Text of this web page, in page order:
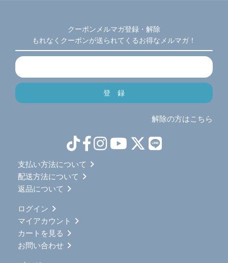
クーポンメルマガ登録・解除
もれなくクーポンが送られてくるお得なメルマガ！
解除の方はこちら
支払い方法について
配送方法について
返品について
ログイン
マイアカウント
カートを見る
お問い合わせ